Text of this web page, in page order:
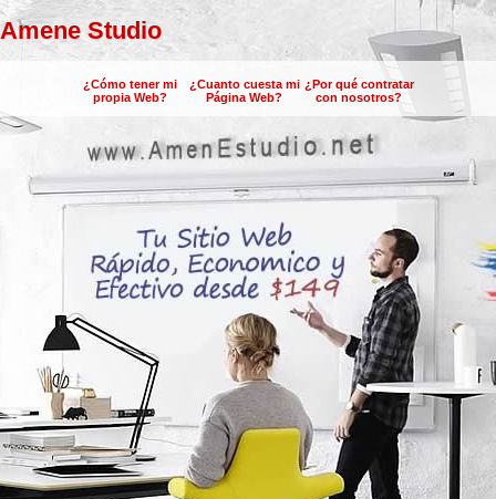
Amene Studio
¿Cómo tener mi
propia Web?
¿Cuanto cuesta mi
Página Web?
¿Por qué contratar
con nosotros?